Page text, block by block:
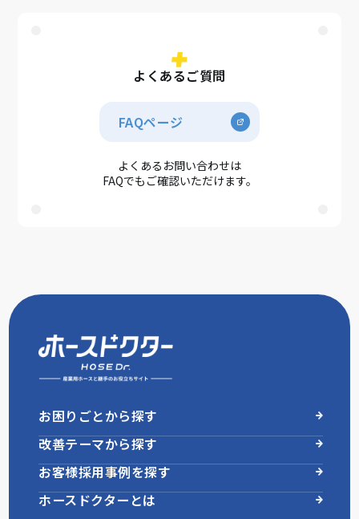
よくあるご質問
FAQページ
よくあるお問い合わせは
FAQでもご確認いただけます。
お困りごとから探す
改善テーマから探す
お客様採用事例を探す
ホースドクターとは